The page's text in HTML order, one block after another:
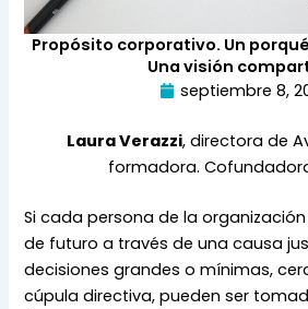
Propósito corporativo. Un
Una visión
septiembre 8,
Laura Verazzi, directora de
formadora.
Si cada persona de la
de futuro a través de una causa
decisiones grandes o mínimas,
cúpula directiva, pueden ser